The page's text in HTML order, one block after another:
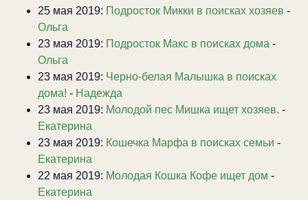
25 мая 2019: Подросток Микки в поисках хозяев -
Ольга
23 мая 2019: Подросток Макс в поисках дома -
Ольга
23 мая 2019: Черно-белая Малышка в поисках
дома! - Надежда
23 мая 2019: Молодой пес Мишка ищет хозяев. -
Екатерина
23 мая 2019: Кошечка Марфа в поисках семьи -
Екатерина
22 мая 2019: Молодая Кошка Кофе ищет дом -
Екатерина